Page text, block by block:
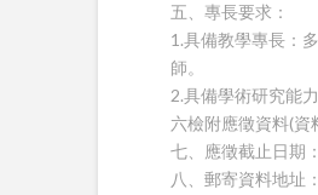
五、專長要求：
1.具備教學專長：
師。
2.具備學術研究能
六檢附應徵資料(資
七、應徵截止日期：
八、郵寄資料地址